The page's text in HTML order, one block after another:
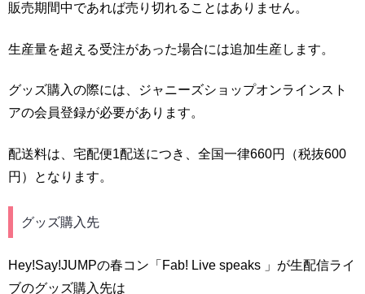
販売期間中であれば売り切れることはありません。
生産量を超える受注があった場合には追加生産します。
グッズ購入の際には、ジャニーズショップオンラインスト
アの会員登録が必要があります。
配送料は、宅配便1配送につき、全国一律660円（税抜600
円）となります。
グッズ購入先
Hey!Say!JUMPの春コン「Fab! Live speaks 」が生配信ライ
ブのグッズ購入先は